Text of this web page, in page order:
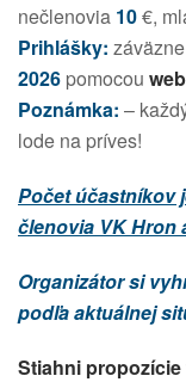
nečlenovia 10€,
Prihlášky:
2026 pomocou
Poznámka: –
lode na príves!
Počet účastníkov
členovia VK Hron
Organizátor si
podľa aktuálnej
Stiahni propozície